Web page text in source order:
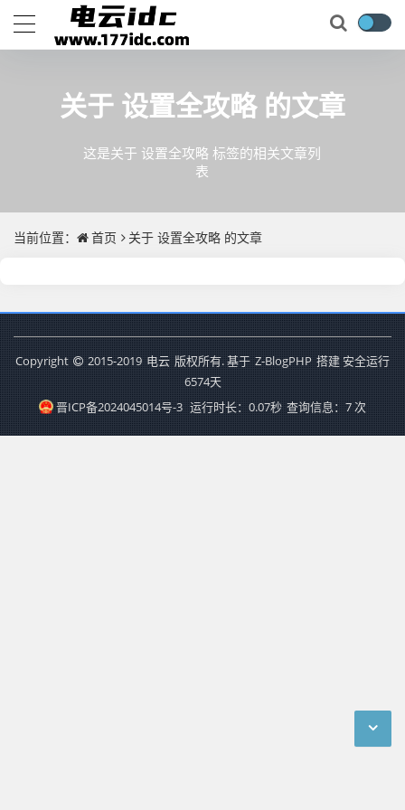
关于 设置全攻略的文章
这是关于 设置全攻略 标签的相关文章列
表
当前位置： 首页 关于 设置全攻略 的文章
Copyright 2015-2019 电云 版权所有. 基于 Z-BlogPHP 搭建 安全运行
6574天
晋ICP备2024045014号-3 运行时长：0.07秒 查询信息：7 次